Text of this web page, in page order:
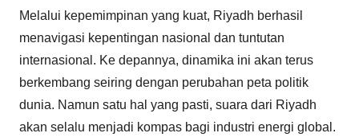
Melalui kepemimpinan yang kuat, Riyadh berhasil
menavigasi kepentingan nasional dan tuntutan
internasional. Ke depannya, dinamika ini akan terus
berkembang seiring dengan perubahan peta politik
dunia. Namun satu hal yang pasti, suara dari Riyadh
akan selalu menjadi kompas bagi industri energi global.